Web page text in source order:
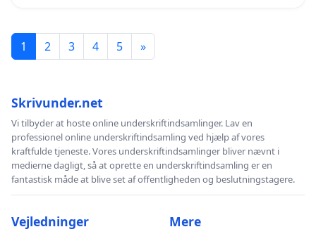
1 2 3 4 5 »
Skrivunder.net
Vi tilbyder at hoste online underskriftindsamlinger. Lav en
professionel online underskriftindsamling ved hjælp af vores
kraftfulde tjeneste. Vores underskriftindsamlinger bliver nævnt i
medierne dagligt, så at oprette en underskriftindsamling er en
fantastisk måde at blive set af offentligheden og beslutningstagere.
Vejledninger Mere